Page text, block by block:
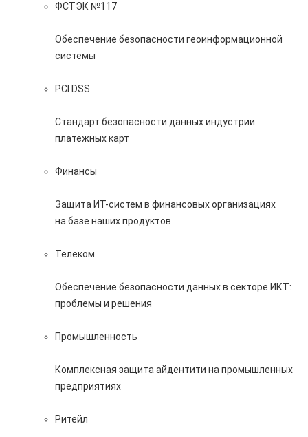
ФСТЭК №117
Обеспечение безопасности геоинформационной
системы
PCI DSS
Стандарт безопасности данных индустрии
платежных карт
Финансы
Защита ИТ-систем в финансовых организациях
на базе наших продуктов
Телеком
Обеспечение безопасности данных в секторе ИКТ:
проблемы и решения
Промышленность
Комплексная защита айдентити на промышленных
предприятиях
Ритейл